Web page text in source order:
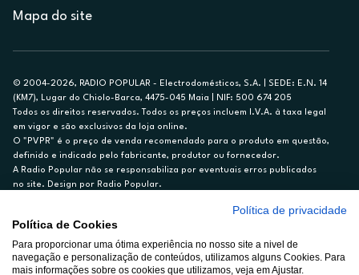
Mapa do site
© 2004-2026, RADIO POPULAR - Electrodomésticos, S.A. | SEDE: E.N. 14
(KM7), Lugar do Chiolo-Barca, 4475-045 Maia | NIF: 500 674 205
Todos os direitos reservados. Todos os preços incluem I.V.A. à taxa legal
em vigor e são exclusivos da loja online.
O "PVPR" é o preço de venda recomendado para o produto em questão,
definido e indicado pelo fabricante, produtor ou fornecedor.
A Radio Popular não se responsabiliza por eventuais erros publicados
no site. Design por Radio Popular.
Ex. para limite de crédito de €1.500, reembolsado em 12 meses, TAN
14,79%.
Crédito sujeito a aprovação pelo Cetelem, marca BNP Paribas Personal
Finance, S.A., Sucursal em Portugal. Informe-se no 21 721 90 00 (dias
Política de privacidade
Política de Cookies
Para proporcionar uma ótima experiência no nosso site a nivel de
navegação e personalização de conteúdos, utilizamos alguns Cookies. Para
mais informações sobre os cookies que utilizamos, veja em Ajustar.